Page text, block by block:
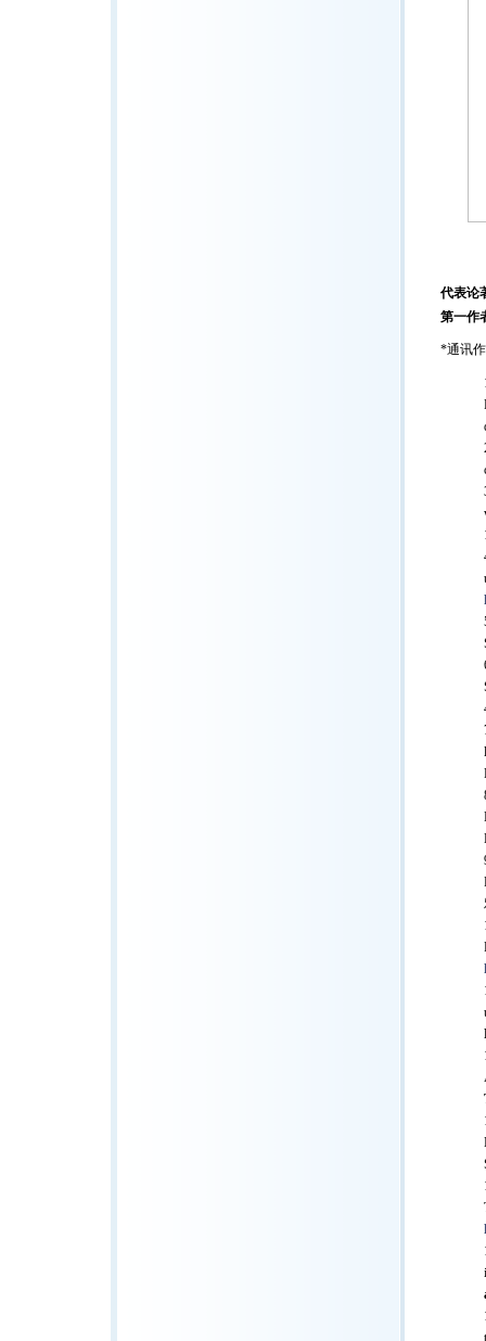
代表论
第一作
*通讯